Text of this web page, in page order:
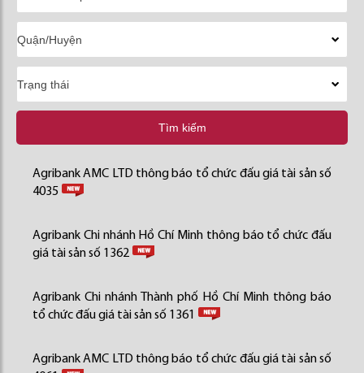
Tìm kiếm
Agribank AMC LTD thông báo tổ chức đấu giá tài sản số
4035
Agribank Chi nhánh Hồ Chí Minh thông báo tổ chức đấu
giá tài sản số 1362
Agribank Chi nhánh Thành phố Hồ Chí Minh thông báo
tổ chức đấu giá tài sản số 1361
Agribank AMC LTD thông báo tổ chức đấu giá tài sản số